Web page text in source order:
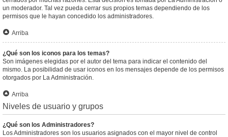
un moderador. Tal vez pueda cerrar sus propios temas dependiendo de los
permisos que le hayan concedido los administradores.
Arriba
¿Qué son los iconos para los temas?
Son imágenes elegidas por el autor del tema para indicar el contenido del
mismo. La posibilidad de usar iconos en los mensajes depende de los permisos
otorgados por La Administración.
Arriba
Niveles de usuario y grupos
¿Qué son los Administradores?
Los Administradores son los usuarios asignados con el mayor nivel de control